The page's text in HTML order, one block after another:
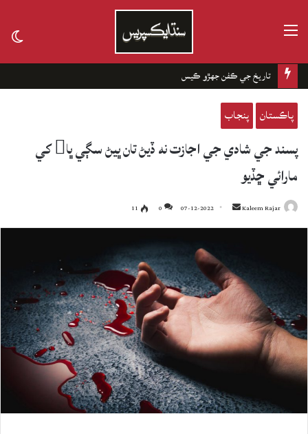
تاريخ جي ڪفن جھڙو ڪيس
پاڪستان پنجاب
پسند جي شادي جي اجازت نه ڏيڻ تان ڀيڻ سڳي ڀا کي
مارائي ڇڏيو
Kaleem Rajar
Send
an
07-12-2022
0
11